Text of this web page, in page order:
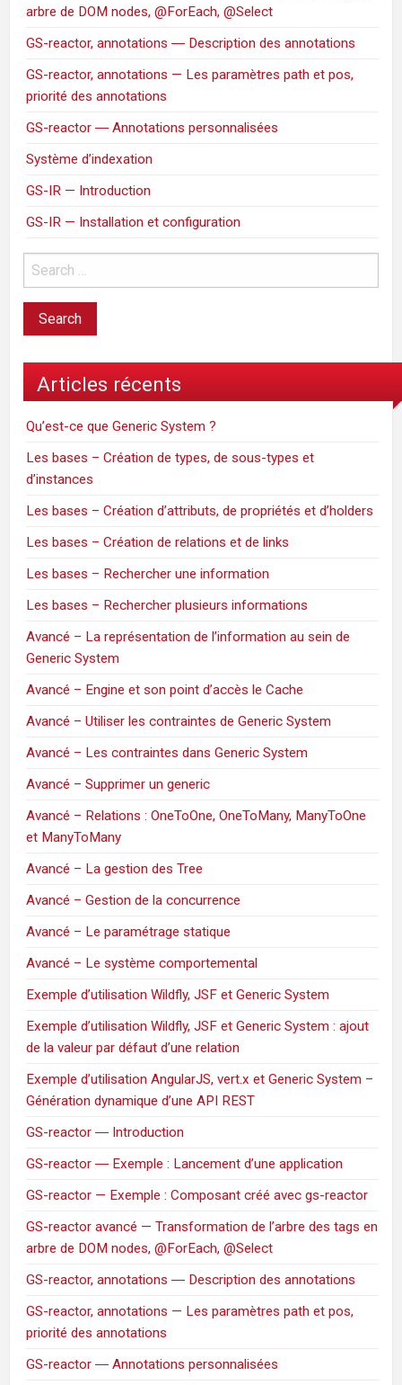
arbre de DOM nodes, @ForEach, @Select
GS-reactor, annotations ― Description des annotations
GS-reactor, annotations — Les paramètres path et pos,
priorité des annotations
GS-reactor ― Annotations personnalisées
Système d’indexation
GS-IR — Introduction
GS-IR — Installation et configuration
Articles récents
Qu’est-ce que Generic System ?
Les bases – Création de types, de sous-types et
d’instances
Les bases – Création d’attributs, de propriétés et d’holders
Les bases – Création de relations et de links
Les bases – Rechercher une information
Les bases – Rechercher plusieurs informations
Avancé – La représentation de l’information au sein de
Generic System
Avancé – Engine et son point d’accès le Cache
Avancé – Utiliser les contraintes de Generic System
Avancé – Les contraintes dans Generic System
Avancé – Supprimer un generic
Avancé – Relations : OneToOne, OneToMany, ManyToOne
et ManyToMany
Avancé – La gestion des Tree
Avancé – Gestion de la concurrence
Avancé – Le paramétrage statique
Avancé – Le système comportemental
Exemple d’utilisation Wildfly, JSF et Generic System
Exemple d’utilisation Wildfly, JSF et Generic System : ajout
de la valeur par défaut d’une relation
Exemple d’utilisation AngularJS, vert.x et Generic System –
Génération dynamique d’une API REST
GS-reactor ― Introduction
GS-reactor ― Exemple : Lancement d’une application
GS-reactor — Exemple : Composant créé avec gs-reactor
GS-reactor avancé — Transformation de l’arbre des tags en
arbre de DOM nodes, @ForEach, @Select
GS-reactor, annotations ― Description des annotations
GS-reactor, annotations — Les paramètres path et pos,
priorité des annotations
GS-reactor ― Annotations personnalisées